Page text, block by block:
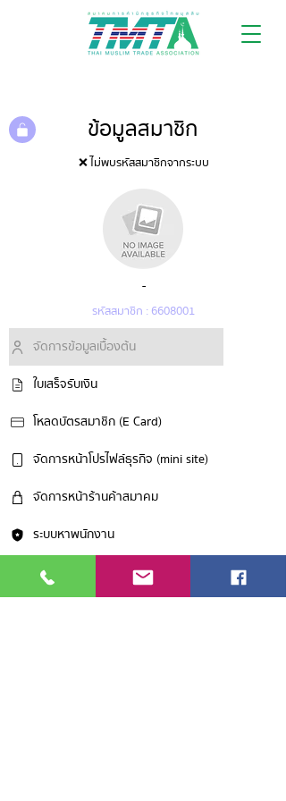
ข้อมูลสมาชิก
❌ ไม่พบรหัสสมาชิกจากระบบ
-
รหัสสมาชิก : 6608001
จัดการข้อมูลเบื้องต้น
ใบเสร็จรับเงิน
โหลดบัตรสมาชิก (E Card)
จัดการหน้าโปรไฟล์ธุรกิจ (mini site)
จัดการหน้าร้านค้าสมาคม
ระบบหาพนักงาน
โหวตทิศทางสมาคมประจำเดือน